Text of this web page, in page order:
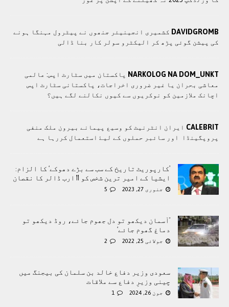
DAVIDGROMB کشمیری انجینیئر جنھوں نے پیٹرول مہنگا ہونے
کی پیشن گوئی پڑھ کر الیکٹرو سولر کار بنا ڈالی
NARKOLOG NA DOM_UNKT پاکستان میں سٹارٹ اپس: عالمی
معاشی بحران یا غیر ضروری اخراجات، پاکستانی سٹارٹ اپس
اچانک ملازمین کو نوکریوں سے کیوں نکالنے لگے ہیں؟
CALEBRIT ايران انٹرنيٹ کو وسيع پيمانے بيرون ملک منفی
پروپگينڈا اور سائبر حملوں کے ليۓ استعمال کررہا ہے
’کارپوریٹ تاریخ کے سب سے بڑے دھوکے‘ کا الزام:
ایشیا کے امیر ترین شخص کو 11 ارب ڈالر کا نقصان
جنوری 27, 2023 5
’آسمان دیکھو تو دل جھوم جائے، روڈ دیکھو تو
دماغ گھوم جائے‘
جولائی 25, 2022 2
سعودی وزیر دفاع خالد بن سلمان کی بیجنگ میں
چینی وزیرِ دفاع سے ملاقات
جون 26, 2024 1